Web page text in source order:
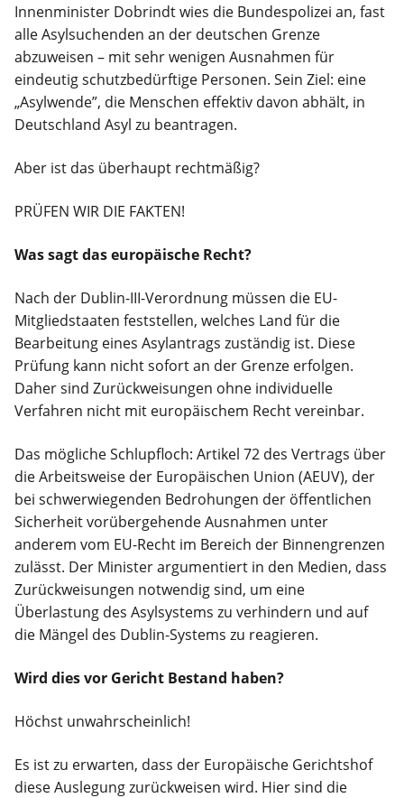
Innenminister Dobrindt wies die Bundespolizei an, fast
alle Asylsuchenden an der deutschen Grenze
abzuweisen – mit sehr wenigen Ausnahmen für
eindeutig schutzbedürftige Personen. Sein Ziel: eine
„Asylwende”, die Menschen effektiv davon abhält, in
Deutschland Asyl zu beantragen.
Aber ist das überhaupt rechtmäßig?
PRÜFEN WIR DIE FAKTEN!
Was sagt das europäische Recht?
Nach der Dublin-III-Verordnung müssen die EU-
Mitgliedstaaten feststellen, welches Land für die
Bearbeitung eines Asylantrags zuständig ist. Diese
Prüfung kann nicht sofort an der Grenze erfolgen.
Daher sind Zurückweisungen ohne individuelle
Verfahren nicht mit europäischem Recht vereinbar.
Das mögliche Schlupfloch: Artikel 72 des Vertrags über
die Arbeitsweise der Europäischen Union (AEUV), der
bei schwerwiegenden Bedrohungen der öffentlichen
Sicherheit vorübergehende Ausnahmen unter
anderem vom EU-Recht im Bereich der Binnengrenzen
zulässt. Der Minister argumentiert in den Medien, dass
Zurückweisungen notwendig sind, um eine
Überlastung des Asylsystems zu verhindern und auf
die Mängel des Dublin-Systems zu reagieren.
Wird dies vor Gericht Bestand haben?
Höchst unwahrscheinlich!
Es ist zu erwarten, dass der Europäische Gerichtshof
diese Auslegung zurückweisen wird. Hier sind die